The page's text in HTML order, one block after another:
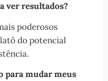
ver resultados?
poderosos
do potencial
para mudar meus